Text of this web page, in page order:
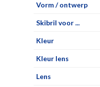
Vorm / ontwerp
Skibril voor ...
Kleur
Kleur lens
Lens